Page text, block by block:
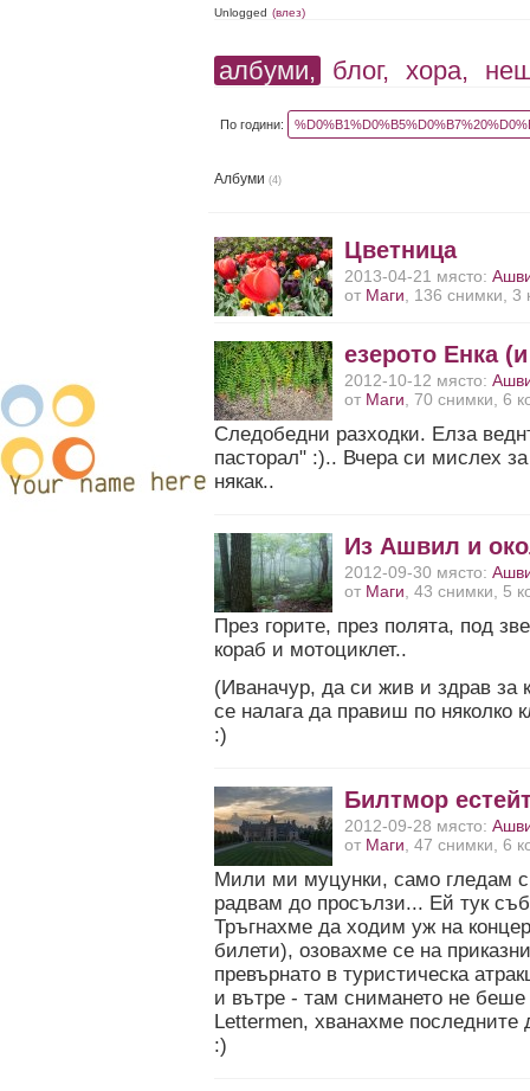
Unlogged (влез)
албуми, блог, хора,
По години:
Албуми(4)
Цветница
2013-04-21 място:
от Маги , 136 снимки,
езерото Енка
2012-10-12 място:
от Маги , 70 снимки, 6
Следобедни разходки. Елза
пасторал" :).. Вчера си мислех
някак..
Из Ашвил и
2012-09-30 място:
от Маги , 43 снимки, 5
През горите, през полята, под
кораб и мотоциклет..
(Иваначур, да си жив и здрав за
се налага да правиш по няколко
:)
Билтмор
2012-09-28 място:
от Маги , 47 снимки, 6
Мили ми муцунки, само гледам
радвам до просълзи... Ей тук
Тръгнахме да ходим уж на
билети), озовахме се на
превърнато в туристическа
и вътре - там снимането не
Lettermen, хванахме
:)